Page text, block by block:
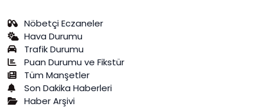
Nöbetçi Eczaneler
Hava Durumu
Trafik Durumu
Puan Durumu ve Fikstür
Tüm Manşetler
Son Dakika Haberleri
Haber Arşivi